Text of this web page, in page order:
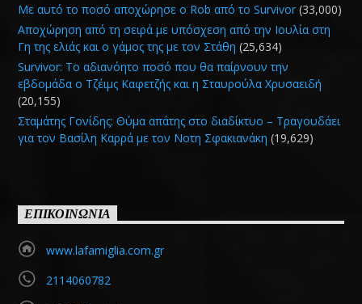
Με αυτό το ποσό αποχώρησε ο Rob από το Survivor (33,000)
Αποχώρηση από τη σειρά με υπόσχεση από την Ιουλία στη
Γη της ελιάς και ο γάμος της με τον Στάθη (25,634)
Survivor: Το αδιανόητο ποσό που θα παίρνουν την
εβδομάδα ο Τζέιμς Καφετζής και η Σταυρούλα Χρυσαειδή
(20,155)
Σταμάτης Γονίδης: Θύμα απάτης στο διαδίκτυο – Τραγουδάει
για τον Βασίλη Καρρά με τον Νοτη Σφακιανάκη (19,629)
ΕΠΙΚΟΙΝΩΝΙΑ
www.lafamiglia.com.gr
2114060782